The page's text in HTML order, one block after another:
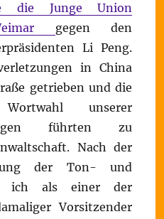
die Junge Union
gegen den
Li Peng.
in China
getrieben und die
unserer
führten zu
Nach der
der Ton- und
ich als einer der
Vorsitzender